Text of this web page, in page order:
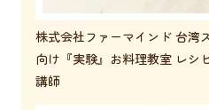
株式会社ファーマインド 台湾
向け『実験』お料理教室 レシ
講師